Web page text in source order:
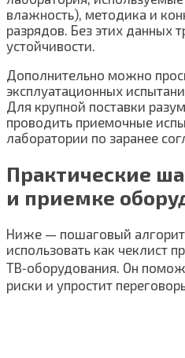
влажность), методика и
разрядов. Без этих данных
устойчивости.
Дополнительно можно
эксплуатационных
Для крупной поставки
проводить приемочные
лаборатории по заранее
Практические
и приемке
Ниже — пошаговый
использовать как чеклист
ТВ‑оборудования. Он
риски и упростит